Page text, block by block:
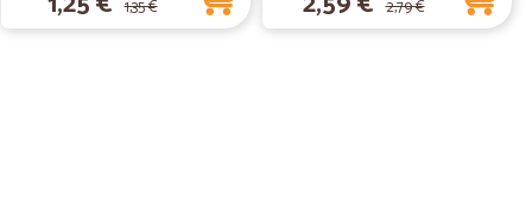
ottima qualità consegnati imballati impeccabilmente
1,35 € 2,79 €